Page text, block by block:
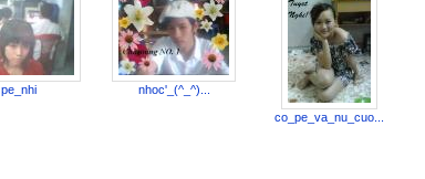
pe_nhi nhoc'_(^_^)...
co_pe_va_nu_cuo...